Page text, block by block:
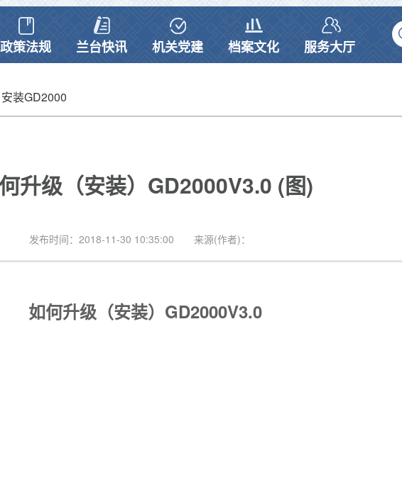
政策法规 兰台快讯 机关党建 档案文化 服务大厅
安装GD2000
升级（安装）GD2000V3.0 (图)
发布时间：2018-11-30 10:35:00 来源(作者)：
如何升级（安装） GD2000V3.0